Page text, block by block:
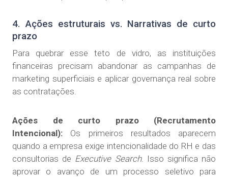
4. Ações estruturais vs. Narrativas de curto
prazo
Para quebrar esse teto de vidro, as instituições
financeiras precisam abandonar as campanhas de
marketing superficiais e aplicar governança real sobre
as contratações.
Ações de curto prazo (Recrutamento
Intencional): Os primeiros resultados aparecem
quando a empresa exige intencionalidade do RH e das
consultorias de Executive Search. Isso significa não
aprovar o avanço de um processo seletivo para